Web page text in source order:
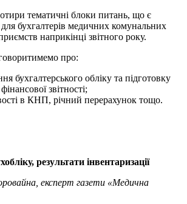
тематичні блоки питань, що є
бухгалтерів медичних комунальних
наприкінці звітного року.
про:
бухгалтерського обліку та підготовку
звітності;
в КНП, річний перерахунок тощо.
результати інвентаризації
експерт газети «Медична